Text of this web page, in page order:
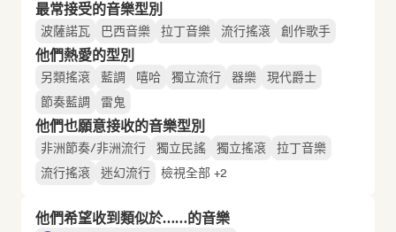
最常接受的音樂型別
波薩諾瓦 巴西音樂 拉丁音樂 流行搖滾 創作歌手
他們熱愛的型別
另類搖滾 藍調 嘻哈 獨立流行 器樂
現代爵士
節奏藍調
雷鬼
他們也願意接收的音樂型別
非洲節奏/非洲流行 獨立民謠 獨立搖滾
拉丁音樂
流行搖滾
迷幻流行 檢視全部 +2
他們希望收到類似於……的音樂